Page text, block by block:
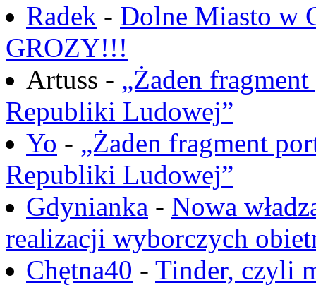
Radek - Dolne Miasto w
GROZY!!!
Artuss - „Żaden
Republiki Ludowej”
Yo - „Żaden fragment
Republiki Ludowej”
Gdynianka - Nowa
realizacji wyborczych
Chętna40 - Tinder, czyli